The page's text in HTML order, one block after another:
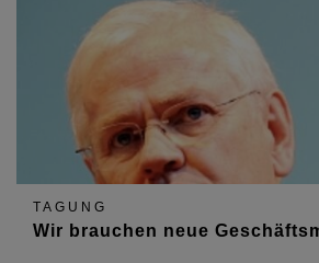
TAGUNG
Wir brauchen neue